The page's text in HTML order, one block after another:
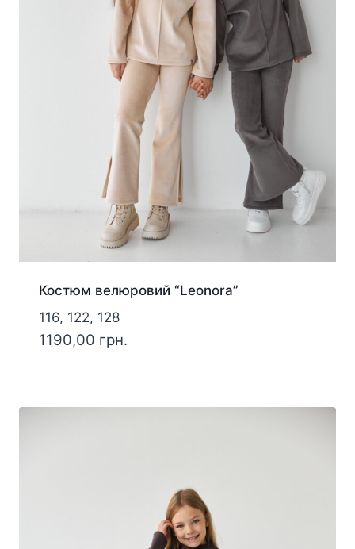
Костюм велюровий “Leonora”
116, 122, 128
1190,00 грн.